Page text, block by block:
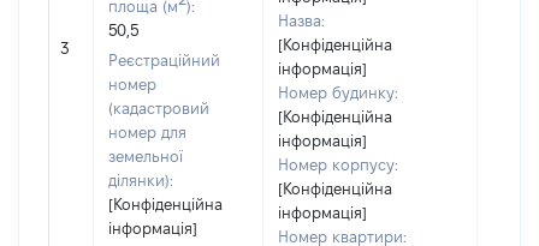
3
площа (м ):
50,5
Реєстраційний
номер
(кадастровий
номер для
земельної
ділянки):
[Конфіденційна
інформація]
Назва:
[Конфіденційна
інформація]
Номер будинку:
[Конфіденційна
інформація]
Номер корпусу:
[Конфіденційна
інформація]
Номер квартири: